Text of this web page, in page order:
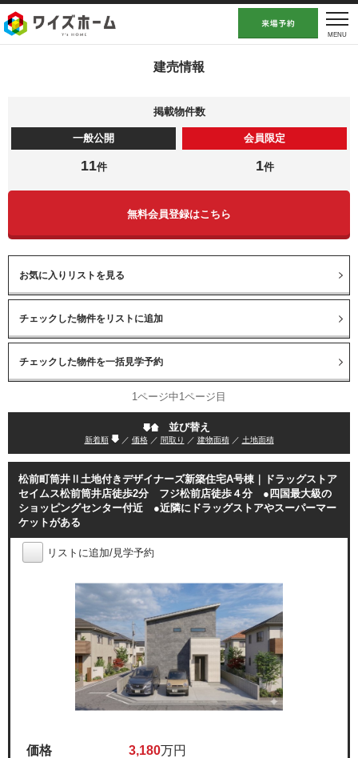
建売情報
掲載物件数
一般公開
11件
会員限定
1件
無料会員登録はこちら
お気に入りリストを見る
1ページ中1ページ目
並び替え
新着順 ／ 価格／ 間取り ／ 建物面積／ 土地面積
松前町筒井Ⅱ土地付きデザイナーズ新築住宅A号棟｜ドラッグストア
セイムス松前筒井店徒歩2分 フジ松前店徒歩４分 ●四国最大級の
ショッピングセンター付近 ●近隣にドラッグストアやスーパーマー
ケットがある
リストに追加/見学予約
価格 3,180万円